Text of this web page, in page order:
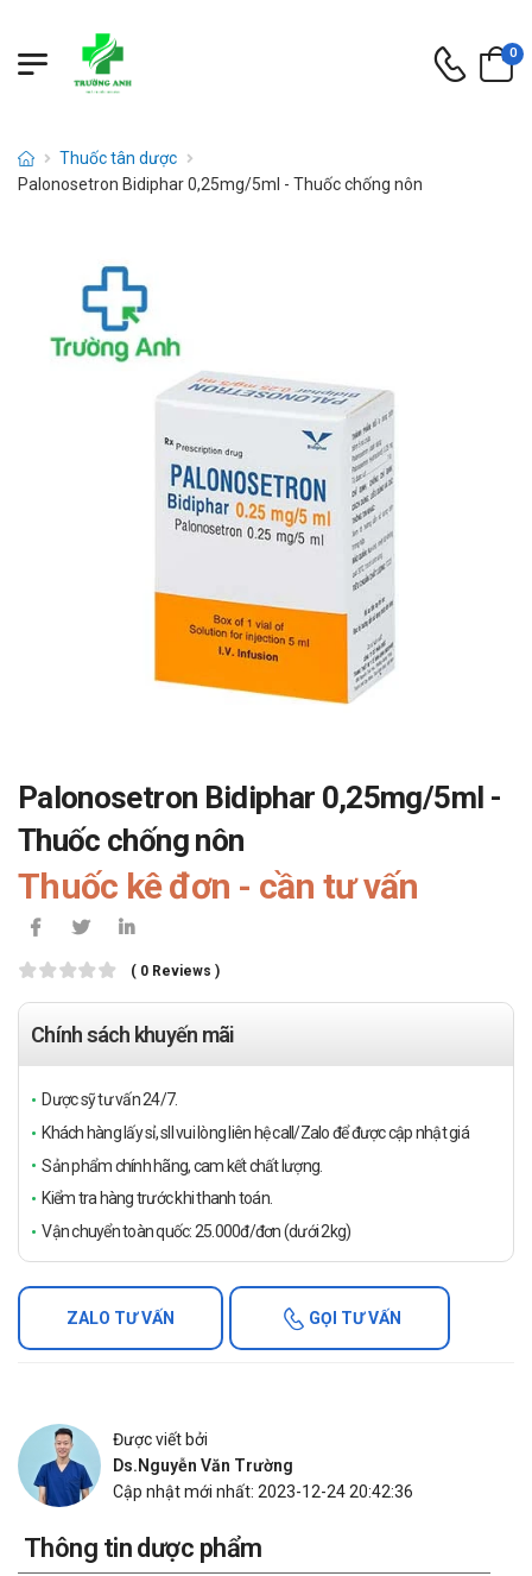
0
Thuốc tân dược
Palonosetron Bidiphar 0,25mg/5ml - Thuốc chống nôn
Palonosetron Bidiphar 0,25mg/5ml -
Thuốc chống nôn
Thuốc kê đơn - cần tư vấn
( 0 Reviews )
Chính sách khuyến mãi
Dược sỹ tư vấn 24/7.
Khách hàng lấy sỉ, sll vui lòng liên hệ call/Zalo để được cập nhật giá
Sản phẩm chính hãng, cam kết chất lượng.
Kiểm tra hàng trước khi thanh toán.
Vận chuyển toàn quốc: 25.000đ/đơn (dưới 2kg)
ZALO TƯ VẤN GỌI TƯ VẤN
Được viết bởi
Ds.Nguyễn Văn Trường
Cập nhật mới nhất: 2023-12-24 20:42:36
Thông tin dược phẩm